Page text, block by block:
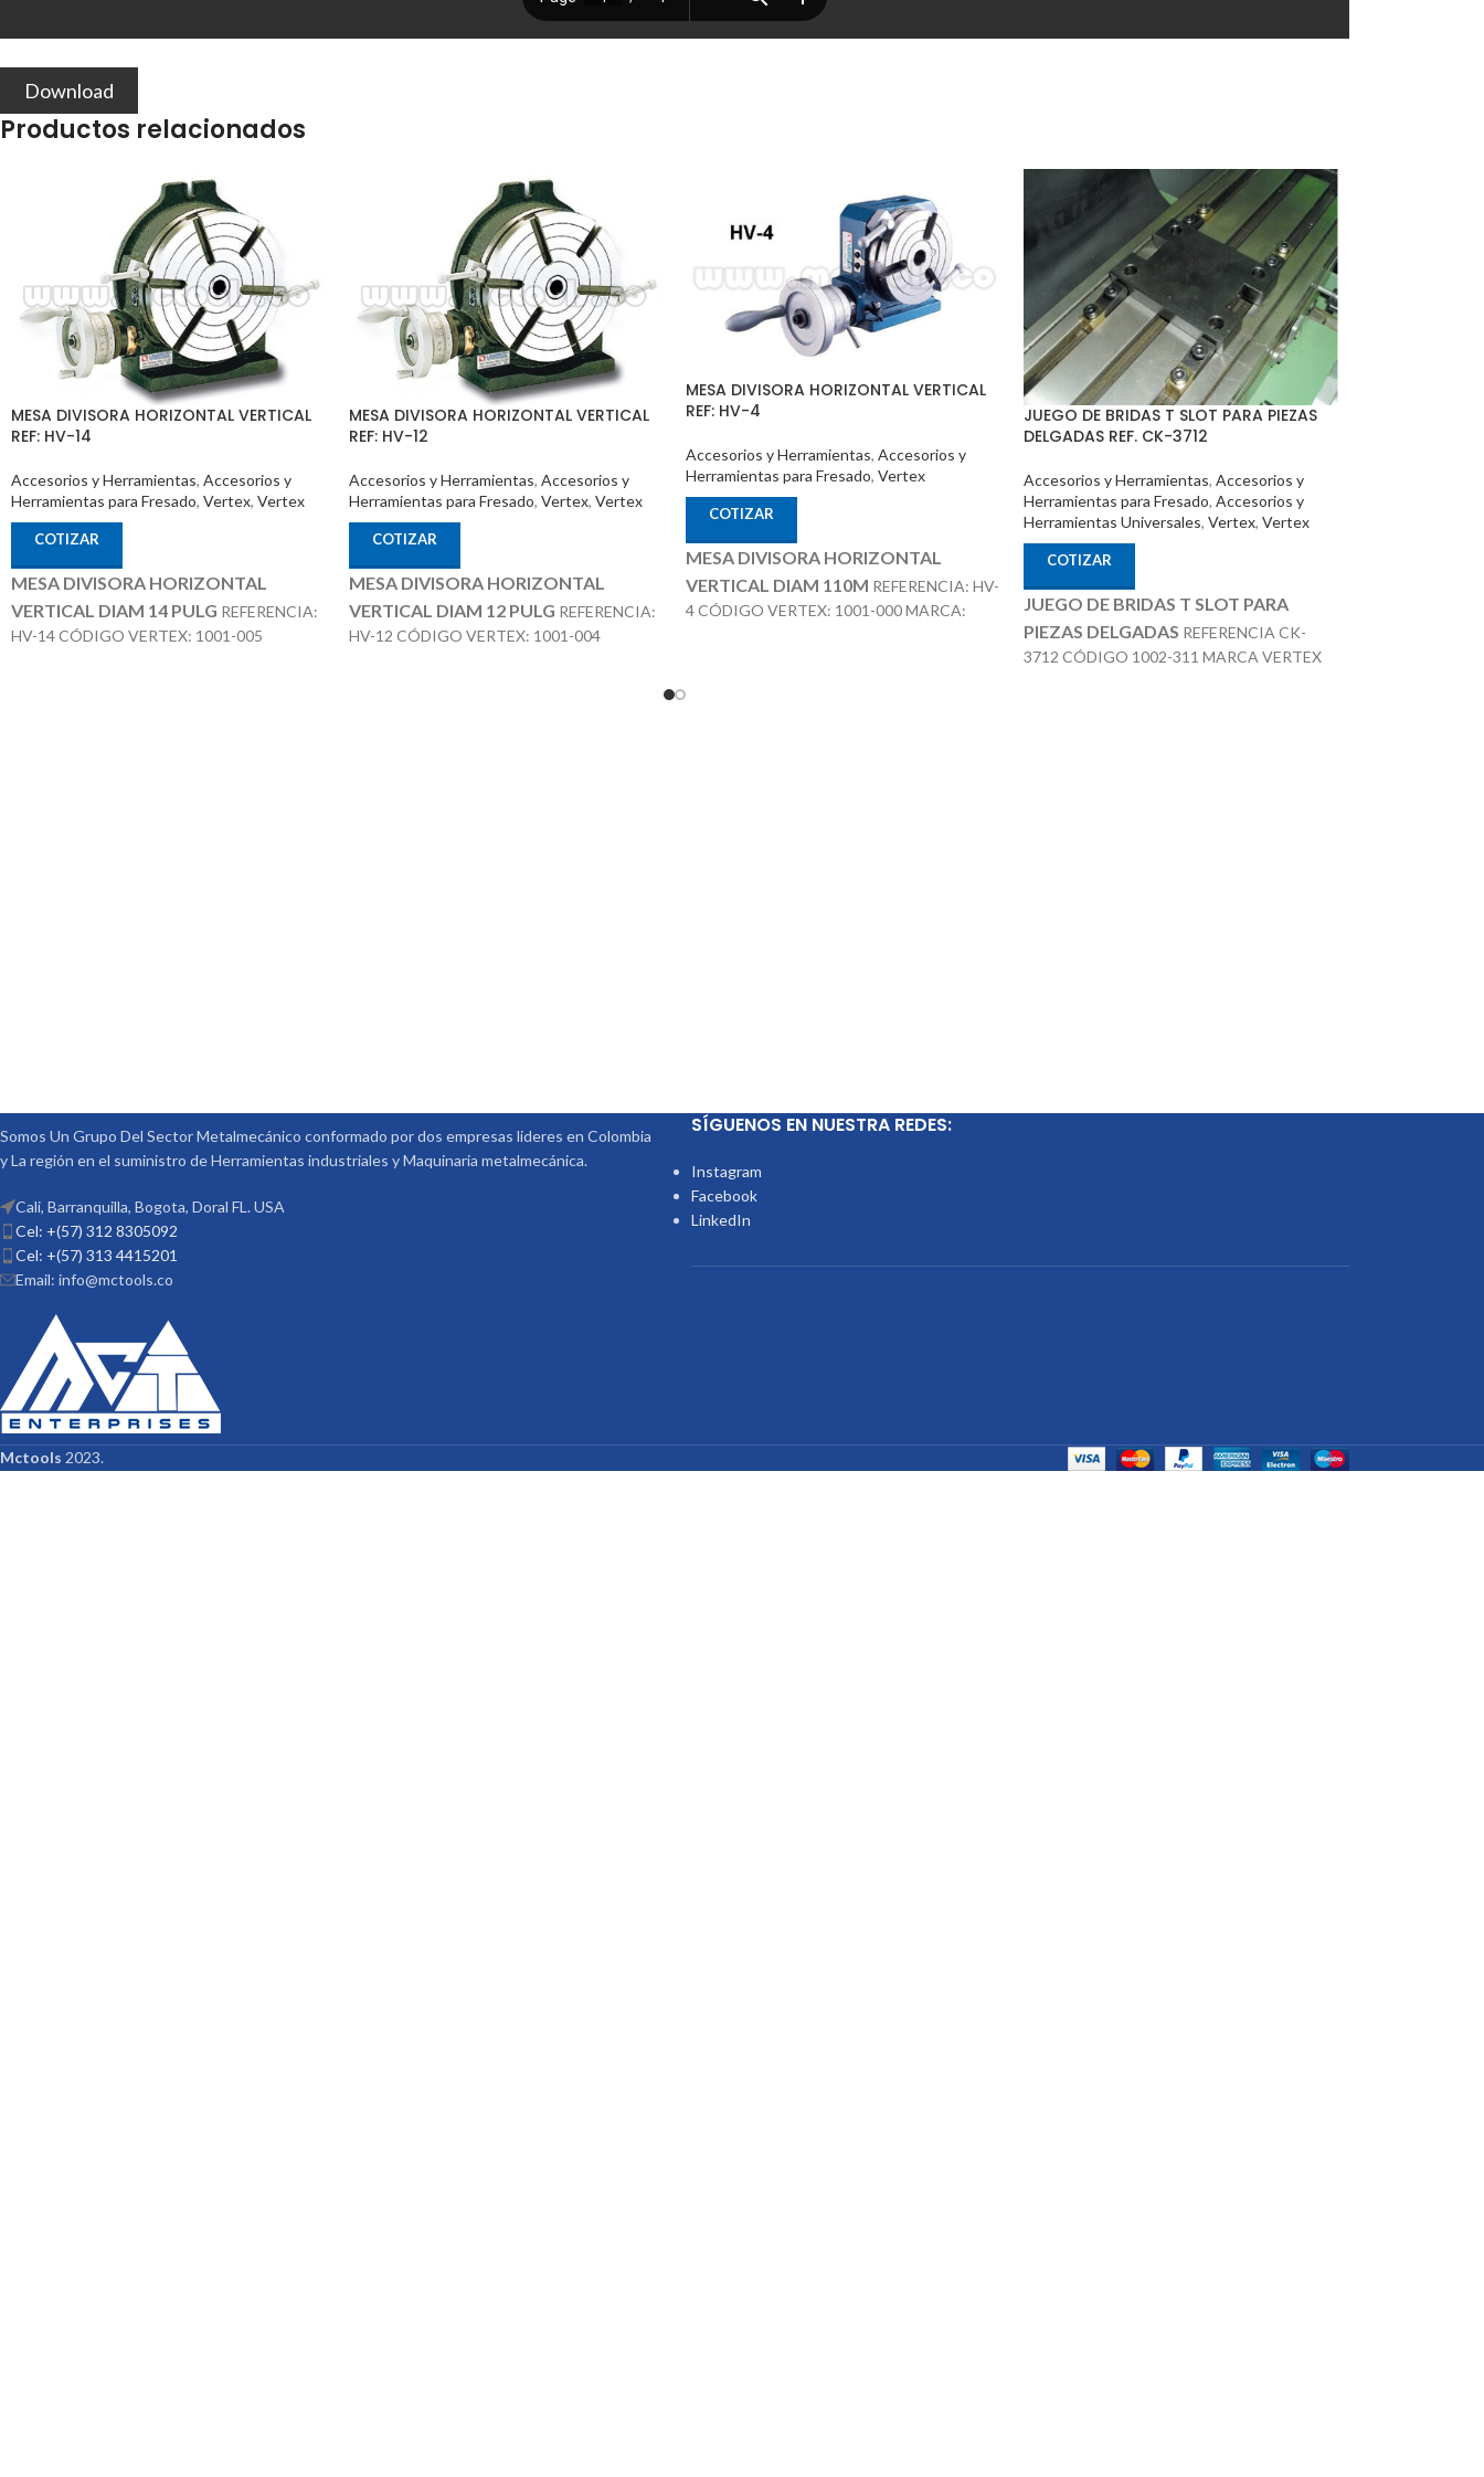
Download
Productos relacionados
MESA DIVISORA HORIZONTAL VERTICAL
REF: HV-14
Accesorios y Herramientas, Accesorios y
Herramientas para Fresado, Vertex, Vertex
COTIZAR
MESA DIVISORA HORIZONTAL
VERTICAL DIAM 14 PULG REFERENCIA:
HV-14 CÓDIGO VERTEX: 1001-005
MESA DIVISORA HORIZONTAL VERTICAL
REF: HV-12
Accesorios y Herramientas, Accesorios y
Herramientas para Fresado, Vertex, Vertex
COTIZAR
MESA DIVISORA HORIZONTAL
VERTICAL DIAM 12 PULG REFERENCIA:
HV-12 CÓDIGO VERTEX: 1001-004
MESA DIVISORA HORIZONTAL VERTICAL
REF: HV-4
Accesorios y Herramientas, Accesorios y
Herramientas para Fresado, Vertex
COTIZAR
MESA DIVISORA HORIZONTAL
VERTICAL DIAM 110M REFERENCIA: HV-
4 CÓDIGO VERTEX: 1001-000 MARCA:
JUEGO DE BRIDAS T SLOT PARA PIEZAS
DELGADAS REF. CK-3712
Accesorios y Herramientas, Accesorios y
Herramientas para Fresado, Accesorios y
Herramientas Universales, Vertex, Vertex
COTIZAR
JUEGO DE BRIDAS T SLOT PARA
PIEZAS DELGADAS REFERENCIA CK-
3712 CÓDIGO 1002-311 MARCA VERTEX
Somos Un Grupo Del Sector Metalmecánico conformado por dos empresas lideres en Colombia
y La región en el suministro de Herramientas industriales y Maquinaria metalmecánica.
Cali, Barranquilla, Bogota, Doral FL. USA
Cel: +(57) 312 8305092
Cel: +(57) 313 4415201
Email: info@mctools.co
SÍGUENOS EN NUESTRA REDES:
Instagram
Facebook
LinkedIn
Mctools 2023.